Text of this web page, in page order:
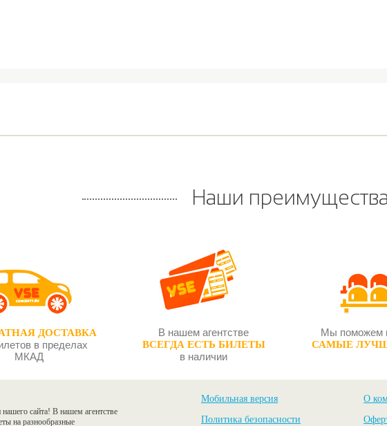
Наши преимущества
ДОСТАВКА
в пределах
МКАД
В нашем агентстве
ВСЕГДА ЕСТЬ БИЛЕТЫ
в наличии
Мы поможем
САМЫЕ
сайта! В нашем агентстве
на разнообразные
Мобильная версия
Политика безопасности
О